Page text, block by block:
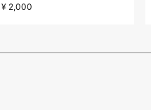
¥ 2,000